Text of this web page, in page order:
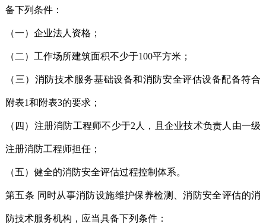
备下列条件：
（一）企业法人资格；
（二）工作场所建筑面积不少于100平方米；
（三）消防技术服务基础设备和消防安全评估设备配备符合
附表1和附表3的要求；
（四）注册消防工程师不少于2人，且企业技术负责人由一级
注册消防工程师担任；
（五）健全的消防安全评估过程控制体系。
第五条 同时从事消防设施维护保养检测、消防安全评估的消
防技术服务机构，应当具备下列条件：